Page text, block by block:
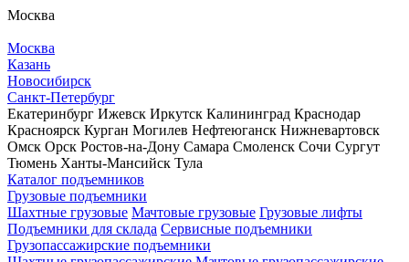
Москва
Москва
Казань
Новосибирск
Санкт-Петербург
Екатеринбург Ижевск Иркутск Калининград Краснодар
Красноярск Курган Могилев Нефтеюганск Нижневартовск
Омск Орск Ростов-на-Дону Самара Смоленск Сочи Сургут
Тюмень Ханты-Мансийск Тула
Каталог подъемников
Грузовые подъемники
Шахтные грузовые Мачтовые грузовые Грузовые лифты
Подъемники для склада Сервисные подъемники
Грузопассажирские подъемники